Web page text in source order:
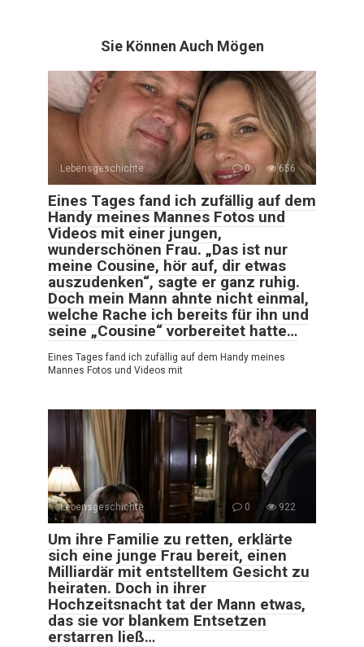
Sie Können Auch Mögen
Lebensgeschichte 0 656
Eines Tages fand ich zufällig auf dem
Handy meines Mannes Fotos und
Videos mit einer jungen,
wunderschönen Frau. „Das ist nur
meine Cousine, hör auf, dir etwas
auszudenken“, sagte er ganz ruhig.
Doch mein Mann ahnte nicht einmal,
welche Rache ich bereits für ihn und
seine „Cousine“ vorbereitet hatte…
Eines Tages fand ich zufällig auf dem Handy meines
Mannes Fotos und Videos mit
Lebensgeschichte 0 922
Um ihre Familie zu retten, erklärte
sich eine junge Frau bereit, einen
Milliardär mit entstelltem Gesicht zu
heiraten. Doch in ihrer
Hochzeitsnacht tat der Mann etwas,
das sie vor blankem Entsetzen
erstarren ließ…